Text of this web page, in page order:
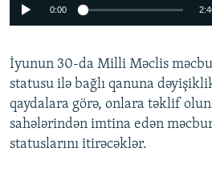
0:00
İyunun 30-da Milli Məclis
statusu ilə bağlı qanuna
qaydalara görə, onlara təklif
sahələrindən imtina edən
statuslarını itirəcəklər.